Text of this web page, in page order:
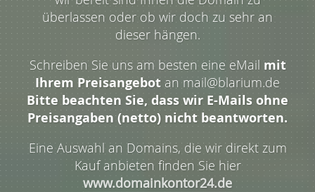
überlassen oder ob wir doch zu sehr an
dieser hängen.
Schreiben Sie uns am besten eine eMail mit
Ihrem Preisangebot an mail@blarium.de
Bitte beachten Sie, dass wir E-Mails ohne
Preisangaben (netto) nicht beantworten.
Eine Auswahl an Domains, die wir direkt zum
Kauf anbieten finden Sie hier
www.domainkontor24.de